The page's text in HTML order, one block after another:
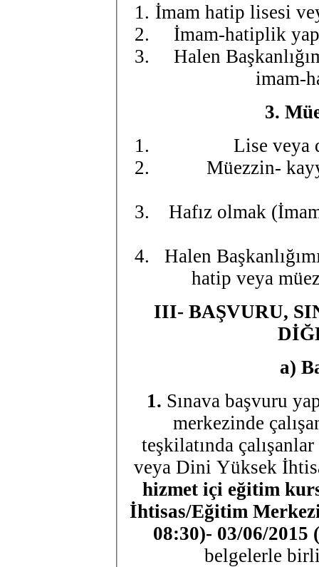
İmam hatip lisesi
İmam-hatiplik
Halen
imam-
3.
Lise veya
Müezzin-
Hafız olmak
Halen
hatip veya
III- BAŞVURU,
a)
1. Sınava başvuru
merkezinde
teşkilatında
veya Dini Yüksek
hizmet içi eğitim
İhtisas/Eğitim
08:30)- 03/06/
belgelerle